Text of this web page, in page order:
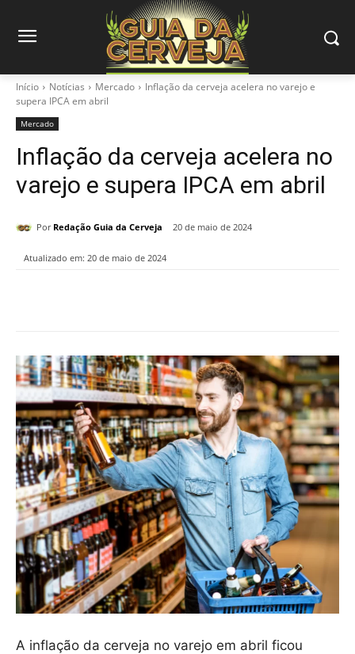
Início Notícias Mercado
Inflação da cerveja acelera no varejo e
supera IPCA em abril
Mercado
Inflação da cerveja acelera no
varejo e supera IPCA em abril
Por Redação Guia da Cerveja 20 de maio de 2024
Atualizado em: 20 de maio de 2024
A inflação da cerveja no varejo em abril ficou